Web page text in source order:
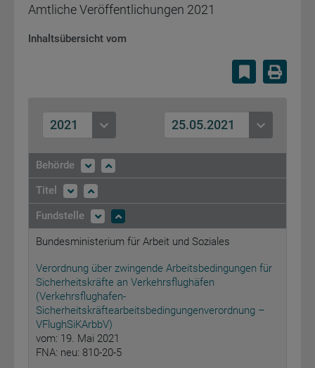
Amtliche Veröffentlichungen 2021
Inhaltsübersicht vom
2021 25.05.2021
Behörde
Titel
Fundstelle
Bundesministerium für Arbeit und Soziales
Verordnung über zwingende Arbeitsbedingungen für
Sicherheitskräfte an Verkehrsflughäfen
(Verkehrsflughafen-
Sicherheitskräftearbeitsbedingungenverordnung –
VFlughSiKArbbV)
vom: 19. Mai 2021
FNA: neu: 810-20-5